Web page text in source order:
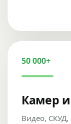
50 000+
Камер
Видео, СКУД,